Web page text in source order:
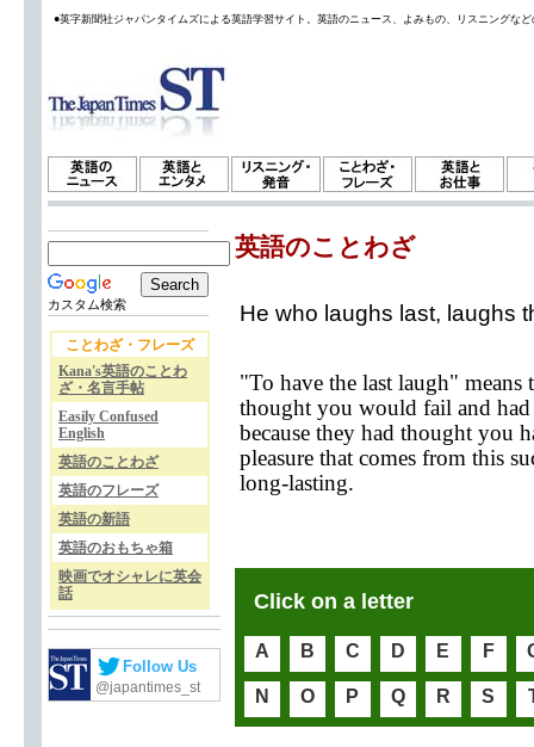
●英字新聞社ジャパンタイムズによる英語学習サイト。英語のニュース、よみもの、リスニングな
カスタム検索
ことわざ・フレーズ
Kana's英語のことわ
ざ・名言手帖
Easily Confused
English
英語のことわざ
英語のフレーズ
英語の新語
英語のおもちゃ箱
映画でオシャレに英会
話
Follow Us
@japantimes_st
英語のことわざ
He who laughs last, laughs
"To have the last laugh" means
thought you would fail and
because they had thought you
pleasure that comes from this
long-lasting.
Click on a letter
A B C D E F
N O P Q R S